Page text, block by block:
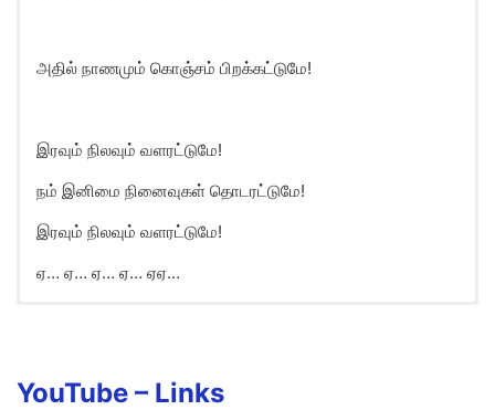
அதில் நாணமும் கொஞ்சம் பிறக்கட்டுமே!
இரவும் நிலவும் வளரட்டுமே!
நம் இனிமை நினைவுகள் தொடரட்டுமே!
இரவும் நிலவும் வளரட்டுமே!
ஏ… ஏ… ஏ… ஏ… ஏஏ…
Aa… aa… aa… aa…
YouTube – Links